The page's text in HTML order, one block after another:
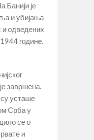
Банији је
и убијања
и одведених
године.
завршена.
усташе
Срба у
се о
и